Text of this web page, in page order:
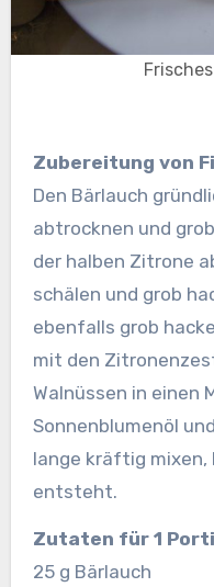
Zubereitung von
Den Bärlauch
abtrocknen und
der halben Zitrone
schälen und grob
ebenfalls grob
mit den
Walnüssen in einen
Sonnenblumenöl
lange kräftig mixen,
entsteht.
Zutaten für 1
25 g Bärlauch